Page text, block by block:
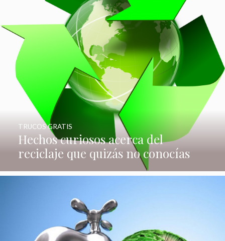
Hechos curiosos acerca del
reciclaje que quizás no conocías
TRUCOS GRATIS